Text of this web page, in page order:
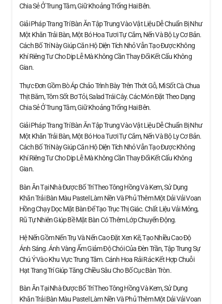
Chia Sẻ Ở Trung Tâm, Giữ Khoảng Trống Hai Bên.
Giải Pháp Trang Trí Bàn Ăn Tập Trung Vào Vật Liệu Dễ Chuẩn Bị Như
Một Khăn Trải Bàn, Một Bó Hoa Tươi Tự Cắm, Nến Và Bộ Ly Cơ Bản.
Cách Bố Trí Này Giúp Căn Hộ Diện Tích Nhỏ Vẫn Tạo Được Không
Khí Riêng Tư Cho Dịp Lễ Mà Không Cần Thay Đổi Kết Cấu Không
Gian.
Thực Đơn Gồm Bò Áp Chảo Trình Bày Trên Thớt Gỗ, Mì Sốt Cà Chua
Thịt Băm, Tôm Sốt Bơ Tỏi, Salad Trái Cây. Các Món Đặt Theo Dạng
Chia Sẻ Ở Trung Tâm, Giữ Khoảng Trống Hai Bên.
Giải Pháp Trang Trí Bàn Ăn Tập Trung Vào Vật Liệu Dễ Chuẩn Bị Như
Một Khăn Trải Bàn, Một Bó Hoa Tươi Tự Cắm, Nến Và Bộ Ly Cơ Bản.
Cách Bố Trí Này Giúp Căn Hộ Diện Tích Nhỏ Vẫn Tạo Được Không
Khí Riêng Tư Cho Dịp Lễ Mà Không Cần Thay Đổi Kết Cấu Không
Gian.
Bàn Ăn Tại Nhà Được Bố Trí Theo Tông Hồng Và Kem, Sử Dụng
Khăn Trải Bàn Màu Pastel Làm Nền Và Phủ Thêm Một Dải Vải Voan
Hồng Chạy Dọc Mặt Bàn Để Tạo Trục Thị Giác. Chất Liệu Vải Mỏng,
Rũ Tự Nhiên Giúp Bề Mặt Bàn Có Thêm Lớp Chuyển Động.
Hệ Nến Gồm Nến Trụ Và Nến Cao Đặt Xen Kẽ, Tạo Nhiều Cao Độ
Ánh Sáng. Ánh Vàng Ấm Giảm Độ Chói Của Đèn Trần, Tập Trung Sự
Chú Ý Vào Khu Vực Trung Tâm. Cánh Hoa Rải Rác Kết Hợp Chuỗi
Hạt Trang Trí Giúp Tăng Chiều Sâu Cho Bố Cục Bàn Tròn.
Bàn Ăn Tại Nhà Được Bố Trí Theo Tông Hồng Và Kem, Sử Dụng
Khăn Trải Bàn Màu Pastel Làm Nền Và Phủ Thêm Một Dải Vải Voan